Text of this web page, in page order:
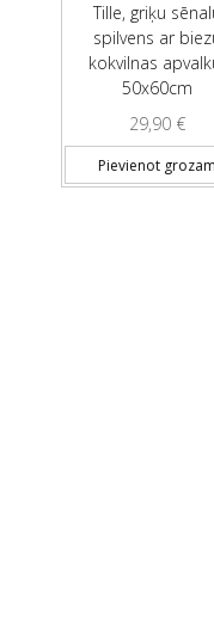
Tille, griķu
spilvens ar
kokvilnas
50x60cm
29,90 €
Pievienot grozam